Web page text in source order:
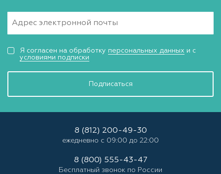
Подписаться
Я согласен на обработку персональных данных и с
условиями подписки
8 (812) 200-49-30
ежедневно с 09:00 до 22:00
8 (800) 555-43-47
Бесплатный звонок по России